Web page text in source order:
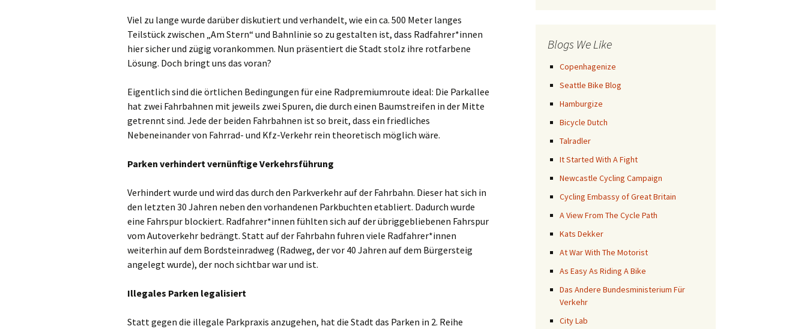
Viel zu lange wurde darüber diskutiert und verhandelt, wie ein ca. 500 Meter langes
Teilstück zwischen „Am Stern“ und Bahnlinie so zu gestalten ist, dass Radfahrer*innen
hier sicher und zügig vorankommen. Nun präsentiert die Stadt stolz ihre rotfarbene
Lösung. Doch bringt uns das voran?
Eigentlich sind die örtlichen Bedingungen für eine Radpremiumroute ideal: Die Parkallee
hat zwei Fahrbahnen mit jeweils zwei Spuren, die durch einen Baumstreifen in der Mitte
getrennt sind. Jede der beiden Fahrbahnen ist so breit, dass ein friedliches
Nebeneinander von Fahrrad- und Kfz-Verkehr rein theoretisch möglich wäre.
Parken verhindert vernünftigeVerkehrsführung
Verhindert wurde und wird das durch den Parkverkehr auf der Fahrbahn. Dieser hat sich in
den letzten 30 Jahren neben den vorhandenen Parkbuchten etabliert. Dadurch wurde
eine Fahrspur blockiert. Radfahrer*innen fühlten sich auf der übriggebliebenen Fahrspur
vom Autoverkehr bedrängt. Statt auf der Fahrbahn fuhren viele Radfahrer*innen
weiterhin auf dem Bordsteinradweg (Radweg, der vor 40 Jahren auf dem Bürgersteig
angelegt wurde), der noch sichtbar war und ist.
Illegales Parken legalisiert
Statt gegen die illegale Parkpraxis anzugehen, hat die Stadt das Parken in 2. Reihe
Blogs We Like
Copenhagenize
Seattle Bike Blog
Hamburgize
Bicycle Dutch
Talradler
It Started With A Fight
Newcastle Cycling Campaign
Cycling Embassy of Great Britain
A View From The Cycle Path
Kats Dekker
At War With The Motorist
As Easy As Riding A Bike
Das Andere Bundesministerium Für
Verkehr
City Lab